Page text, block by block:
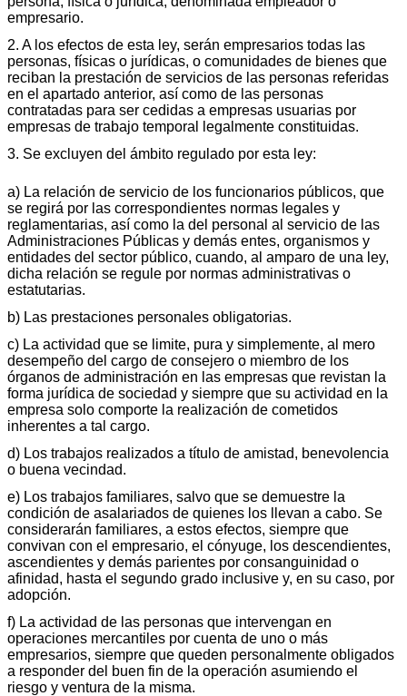
empresario.
2. A los efectos de esta ley, serán empresarios todas las
personas, físicas o jurídicas, o comunidades de bienes que
reciban la prestación de servicios de las personas referidas
en el apartado anterior, así como de las personas
contratadas para ser cedidas a empresas usuarias por
empresas de trabajo temporal legalmente constituidas.
3. Se excluyen del ámbito regulado por esta ley:
a) La relación de servicio de los funcionarios públicos, que
se regirá por las correspondientes normas legales y
reglamentarias, así como la del personal al servicio de las
Administraciones Públicas y demás entes, organismos y
entidades del sector público, cuando, al amparo de una ley,
dicha relación se regule por normas administrativas o
estatutarias.
b) Las prestaciones personales obligatorias.
c) La actividad que se limite, pura y simplemente, al mero
desempeño del cargo de consejero o miembro de los
órganos de administración en las empresas que revistan la
forma jurídica de sociedad y siempre que su actividad en la
empresa solo comporte la realización de cometidos
inherentes a tal cargo.
d) Los trabajos realizados a título de amistad, benevolencia
o buena vecindad.
e) Los trabajos familiares, salvo que se demuestre la
condición de asalariados de quienes los llevan a cabo. Se
considerarán familiares, a estos efectos, siempre que
convivan con el empresario, el cónyuge, los descendientes,
ascendientes y demás parientes por consanguinidad o
afinidad, hasta el segundo grado inclusive y, en su caso, por
adopción.
f) La actividad de las personas que intervengan en
operaciones mercantiles por cuenta de uno o más
empresarios, siempre que queden personalmente obligados
a responder del buen fin de la operación asumiendo el
riesgo y ventura de la misma.